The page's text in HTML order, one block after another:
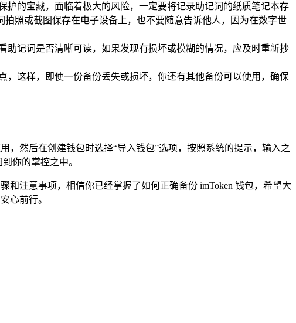
的宝藏，面临着极大的风险，一定要将记录助记词的纸质笔记本存
照或截图保存在电子设备上，也不要随意告诉他人，因为在数字世
记词是否清晰可读，如果发现有损坏或模糊的情况，应及时重新抄
这样，即使一份备份丢失或损坏，你还有其他备份可以使用，确保
，然后在创建钱包时选择“导入钱包”选项，按照系统的提示，输入之
你的掌控之中。
注意事项，相信你已经掌握了如何正确备份 imToken 钱包，希望大
心前行。